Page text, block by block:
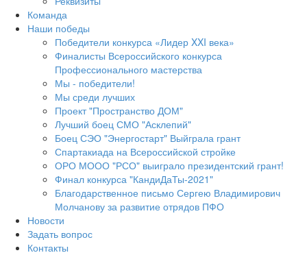
Команда
Наши победы
Победители конкурса «Лидер XXI века»
Финалисты Всероссийского конкурса
Профессионального мастерства
Мы - победители!
Мы среди лучших
Проект "Пространство ДОМ"
Лучший боец СМО "Асклепий"
Боец СЭО "Энергостарт" Выйграла грант
Спартакиада на Всероссийской стройке
ОРО МООО "РСО" выиграло президентский грант!
Финал конкурса "КандиДаТы-2021"
Благодарственное письмо Сергею Владимирович
Молчанову за развитие отрядов ПФО
Новости
Задать вопрос
Контакты